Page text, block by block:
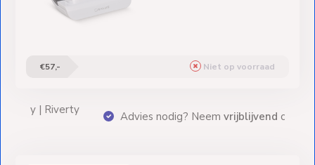
€57,- Niet op voorraad
Advies nodig? Neemvrijblijvendcontact op!